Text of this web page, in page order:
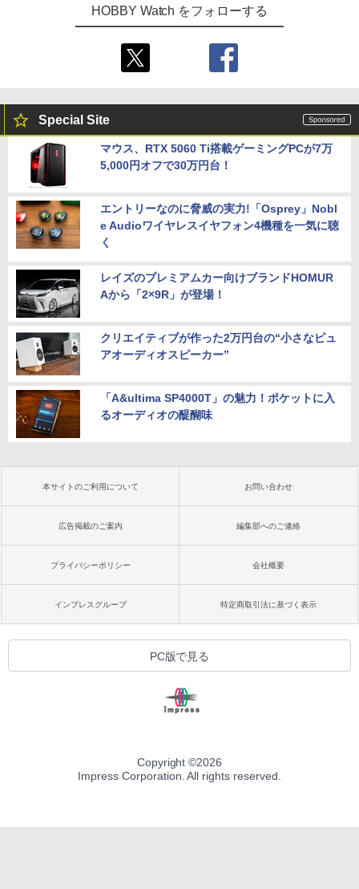
HOBBY Watch をフォローする
Special Site
マウス、RTX 5060 Ti搭載ゲーミングPCが7万
5,000円オフで30万円台！
エントリーなのに脅威の実力!「Osprey」Nobl
e Audioワイヤレスイヤフォン4機種を一気に聴
く
レイズのプレミアムカー向けブランドHOMUR
Aから「2×9R」が登場！
クリエイティブが作った2万円台の“小さなピュ
アオーディオスピーカー”
「A&ultima SP4000T」の魅力！ポケットに入
るオーディオの醍醐味
本サイトのご利用について お問い合わせ
広告掲載のご案内 編集部へのご連絡
プライバシーポリシー 会社概要
インプレスグループ 特定商取引法に基づく表示
PC版で見る
Copyright ©2026
Impress Corporation. All rights reserved.